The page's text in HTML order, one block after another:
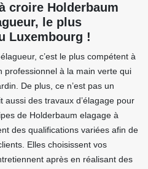
croire Holderbaum
le plus
Luxembourg !
c’est le plus compétent à
professionnel à la main verte qui
De plus, ce n’est pas un
aussi des travaux d’élagage pour
de Holderbaum elagage à
des qualifications variées afin de
Elles choisissent vos
après en réalisant des